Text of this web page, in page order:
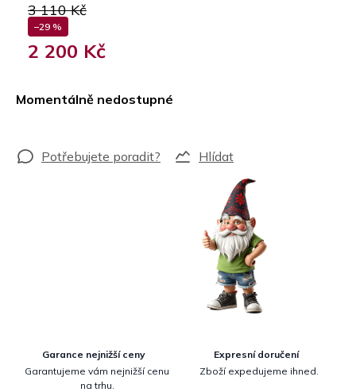
3 110 Kč
–29 %
2 200 Kč
Momentálně nedostupné
Hlídat
Garance nejnižší ceny
Garantujeme vám nejnižší cenu
na trhu.
Expresní doručení
Zboží expedujeme ihned.